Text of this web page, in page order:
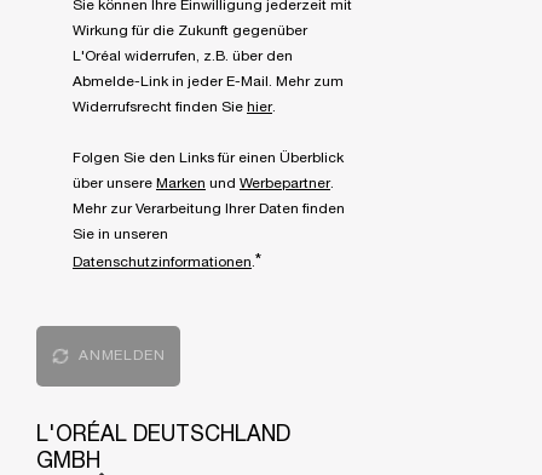
Sie können Ihre Einwilligung jederzeit mit
Wirkung für die Zukunft gegenüber
L'Oréal widerrufen, z.B. über den
Abmelde-Link in jeder E-Mail. Mehr zum
Widerrufsrecht finden Sie hier.
Folgen Sie den Links für einen Überblick
über unsere Marken und Werbepartner.
Mehr zur Verarbeitung Ihrer Daten finden
Sie in unseren
Datenschutzinformationen.*
ANMELDEN
L'ORÉAL DEUTSCHLAND
GMBH